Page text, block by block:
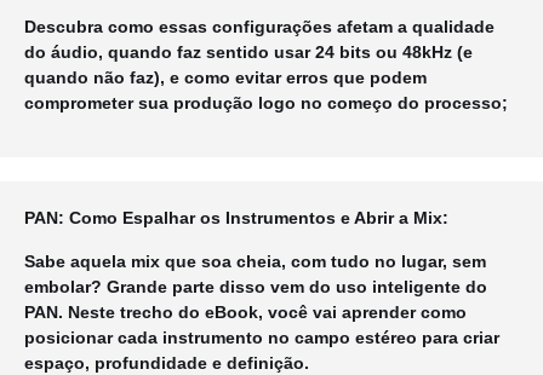
Descubra como essas configurações afetam a qualidade
do áudio, quando faz sentido usar 24 bits ou 48kHz (e
quando não faz), e como evitar erros que podem
comprometer sua produção logo no começo do processo;
PAN: Como Espalhar os Instrumentos e Abrir a Mix:
Sabe aquela mix que soa cheia, com tudo no lugar, sem
embolar? Grande parte disso vem do uso inteligente do
PAN. Neste trecho do eBook, você vai aprender como
posicionar cada instrumento no campo estéreo para criar
espaço, profundidade e definição.